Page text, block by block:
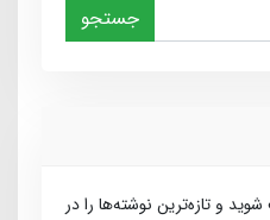
جستجو
و تازه‌ترین نوشته‌ها را در